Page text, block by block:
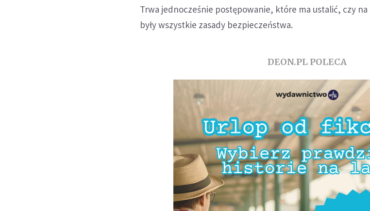
Trwa jednocześnie postępowanie, które ma ustalić, czy
były wszystkie zasady bezpieczeństwa.
DEON.PL POLECA